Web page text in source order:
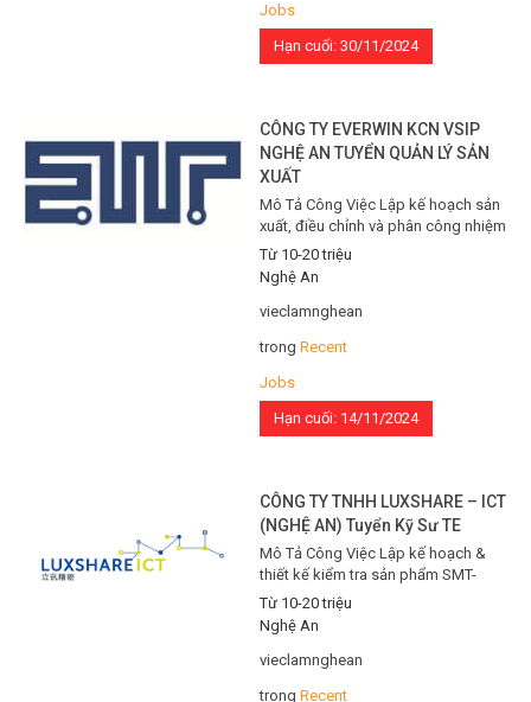
Jobs
Hạn cuối: 30/11/2024
CÔNG TY EVERWIN KCN VSIP
NGHỆ AN TUYỂN QUẢN LÝ SẢN
XUẤT
Mô Tả Công Việc Lập kế hoạch sản
xuất, điều chỉnh và phân công nhiệm
vụ sản xuất phù hợp. Thống kê, phân
tích, tổng hợp hiệu quả sản xuất định
kỳ. Chuẩn bị và cập nhật kế hoạch
nguyên vật liệu, kiểm soát tồn kho
liệu…
Từ 10-20 triệu
Nghệ An
vieclamnghean
trong Recent
Jobs
Hạn cuối: 14/11/2024
CÔNG TY TNHH LUXSHARE – ICT
(NGHỆ AN) Tuyển Kỹ Sư TE
Mô Tả Công Việc Lập kế hoạch &
thiết kế kiểm tra sản phẩm SMT-
PCBA: Trực tiếp tham gia vào quá
trình lập kế hoạch và thiết kế các
quy trình kiểm tra sản phẩm trong
lĩnh vực sản xuất điện tử SMT-PCBA.
Từ 10-20 triệu
Nghệ An
vieclamnghean
trong Recent